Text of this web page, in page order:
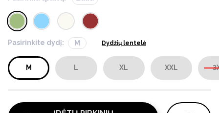
Pasirinkite dydį: M Dydžių lentelė
M L XL XXL